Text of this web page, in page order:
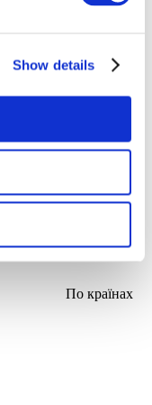
Show details
По країнах